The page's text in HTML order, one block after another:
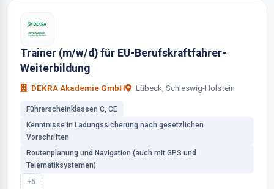
Trainer (m/w/d) für EU-Berufskraftfahrer-
Weiterbildung
DEKRA Akademie GmbH Lübeck, Schleswig-Holstein
Führerscheinklassen C, CE
Kenntnisse in Ladungssicherung nach gesetzlichen
Vorschriften
Routenplanung und Navigation (auch mit GPS und
Telematiksystemen)
+5